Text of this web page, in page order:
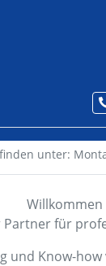
unter:
Willkommen
Partner für
und Know-